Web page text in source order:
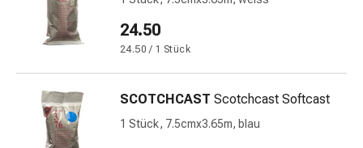
Fusspilz
Narbenbehandlung
Trockene
Krankhaftes
24.50
24.50 / 1 Stück
SCOTCHCAST Scotchcast Softcast
1 Stück, 7.5cmx3.65m, blau